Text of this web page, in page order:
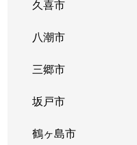
久喜市
八潮市
三郷市
坂戸市
鶴ヶ島市